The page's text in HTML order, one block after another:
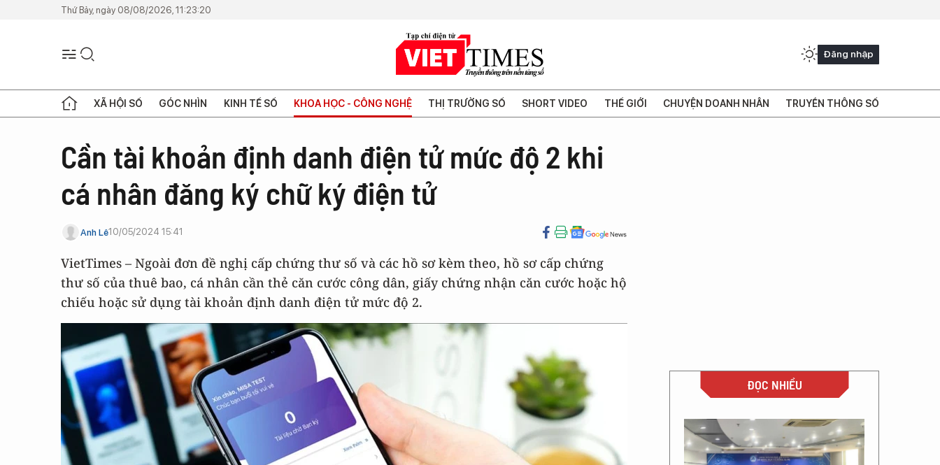
Thứ Bảy, ngày 08/08/2026, 11:23:20
Đăng nhập
XÃ HỘI SỐ GÓC NHÌN KINH TẾ SỐ KHOA HỌC - CÔNG NGHỆ THỊ TRƯỜNG SỐ SHORT VIDEO THẾ GIỚI CHUYỆN DOANH NHÂN TRUYỀN THÔNG SỐ
Cần tài khoản định danh điện tử mức độ 2 khi
cá nhân đăng ký chữ ký điện tử
Anh Lê10/05/2024 15:41
VietTimes – Ngoài đơn đề nghị cấp chứng thư số và các hồ sơ kèm theo, hồ sơ cấp chứng
thư số của thuê bao, cá nhân cần thẻ căn cước công dân, giấy chứng nhận căn cước hoặc hộ
chiếu hoặc sử dụng tài khoản định danh điện tử mức độ 2.
ĐỌC NHIỀU